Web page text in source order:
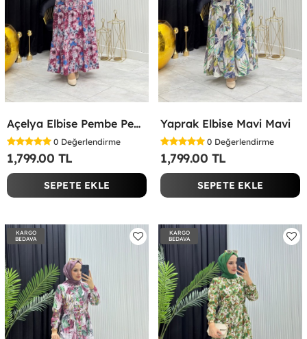
Açelya Elbise Pembe Pembe
0 Değerlendirme
1,799.00 TL
SEPETE EKLE
Yaprak Elbise Mavi Mavi
0 Değerlendirme
1,799.00 TL
SEPETE EKLE
KARGO
BEDAVA
KARGO
BEDAVA